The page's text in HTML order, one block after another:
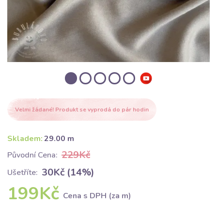
Velmi žádané! Produkt se vyprodá do pár hodin
Skladem:29.00 m
Původní Cena: 229Kč
Ušetříte: 30Kč (14%)
199Kč Cena s DPH (za m)